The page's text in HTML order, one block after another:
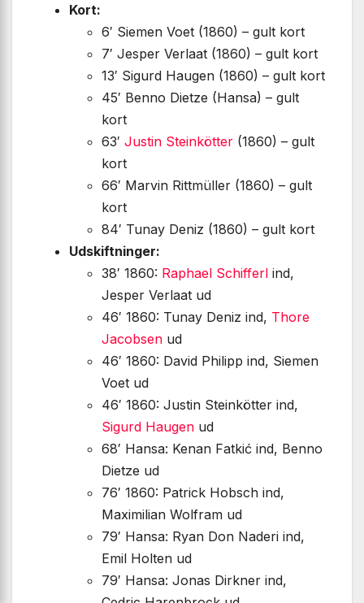
Kort:
6′ Siemen Voet (1860) – gult kort
7′ Jesper Verlaat (1860) – gult kort
13′ Sigurd Haugen (1860) – gult kort
45′ Benno Dietze (Hansa) – gult
kort
63′ Justin Steinkötter (1860) – gult
kort
66′ Marvin Rittmüller (1860) – gult
kort
84′ Tunay Deniz (1860) – gult kort
Udskiftninger:
38′ 1860: Raphael Schifferl ind,
Jesper Verlaat ud
46′ 1860: Tunay Deniz ind, Thore
Jacobsen ud
46′ 1860: David Philipp ind, Siemen
Voet ud
46′ 1860: Justin Steinkötter ind,
Sigurd Haugen ud
68′ Hansa: Kenan Fatkić ind, Benno
Dietze ud
76′ 1860: Patrick Hobsch ind,
Maximilian Wolfram ud
79′ Hansa: Ryan Don Naderi ind,
Emil Holten ud
79′ Hansa: Jonas Dirkner ind,